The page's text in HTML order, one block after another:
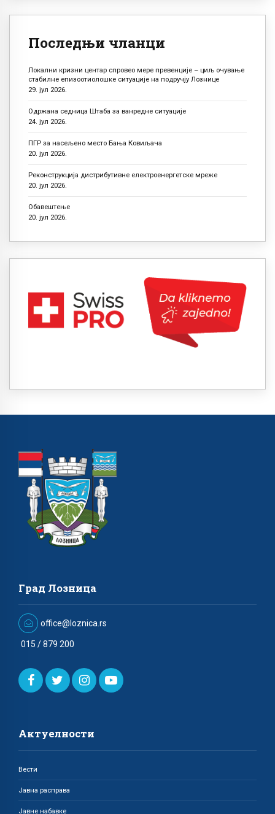
Последњи чланци
Локални кризни центар спровео мере превенције – циљ очување
стабилне епизоотиолошке ситуације на подручју Лознице
29. јул 2026.
Одржана седница Штаба за ванредне ситуације
24. јул 2026.
ПГР за насељено место Бања Ковиљача
20. јул 2026.
Реконструкција дистрибутивне електроенергетске мреже
20. јул 2026.
Обавештење
20. јул 2026.
Град Лозница
office@loznica.rs
015 / 879 200
Актуелности
Вести
Јавна расправа
Јавне набавке